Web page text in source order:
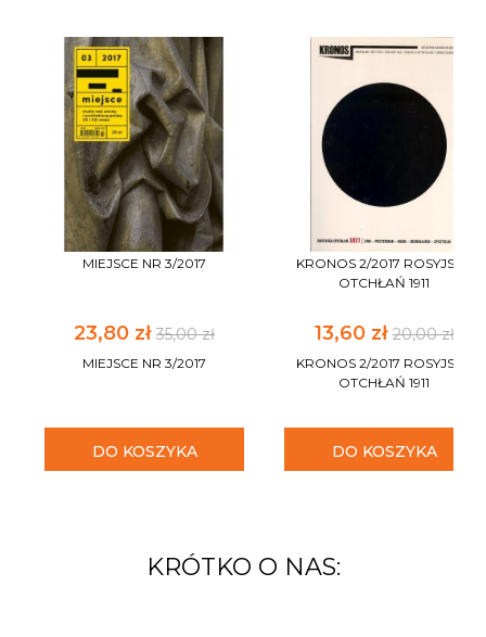
MIEJSCE NR 3/2017
23,80 zł 35,00 zł
MIEJSCE NR 3/2017
DO KOSZYKA
KRONOS 2/2017 ROSYJSKA
OTCHŁAŃ 1911
13,60 zł20,00 zł
KRONOS 2/2017 ROSYJSKA
OTCHŁAŃ 1911
DO KOSZYKA
KRÓTKO O NAS: